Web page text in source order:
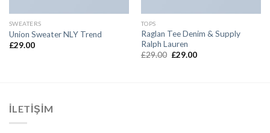
SWEATERS
Union Sweater NLY Trend
£29.00
TOPS
Raglan Tee Denim & Supply
Ralph Lauren
£29.00 Orijinal
£29.00Şu
İLETIŞIM